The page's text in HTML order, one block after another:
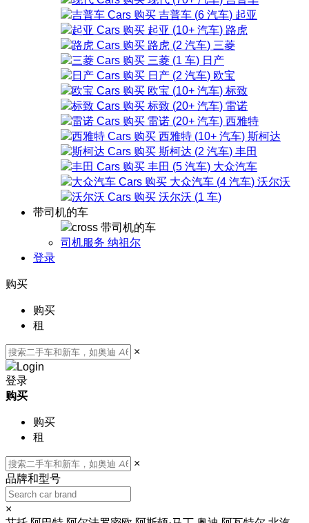
吉普车 (6 汽车) 起亚
起亚 (10+ 汽车) 路虎
路虎 (2 汽车) 三菱
三菱 (1 车) 日产
日产 (2 汽车) 欧宝
欧宝 (10+ 汽车) 标致
标致 (20+ 汽车) 雷诺
雷诺 (20+ 汽车) 西雅特
西雅特 (10+ 汽车) 斯柯达
斯柯达 (2 汽车) 丰田
丰田 (5 汽车) 大众汽车
大众汽车 (4 汽车) 沃尔沃
沃尔沃 (1 车)
带司机的车
带司机的车
司机服务 纳祖尔
登录
购买
购买
租
×
登录
购买
购买
租
×
品牌和型号
×